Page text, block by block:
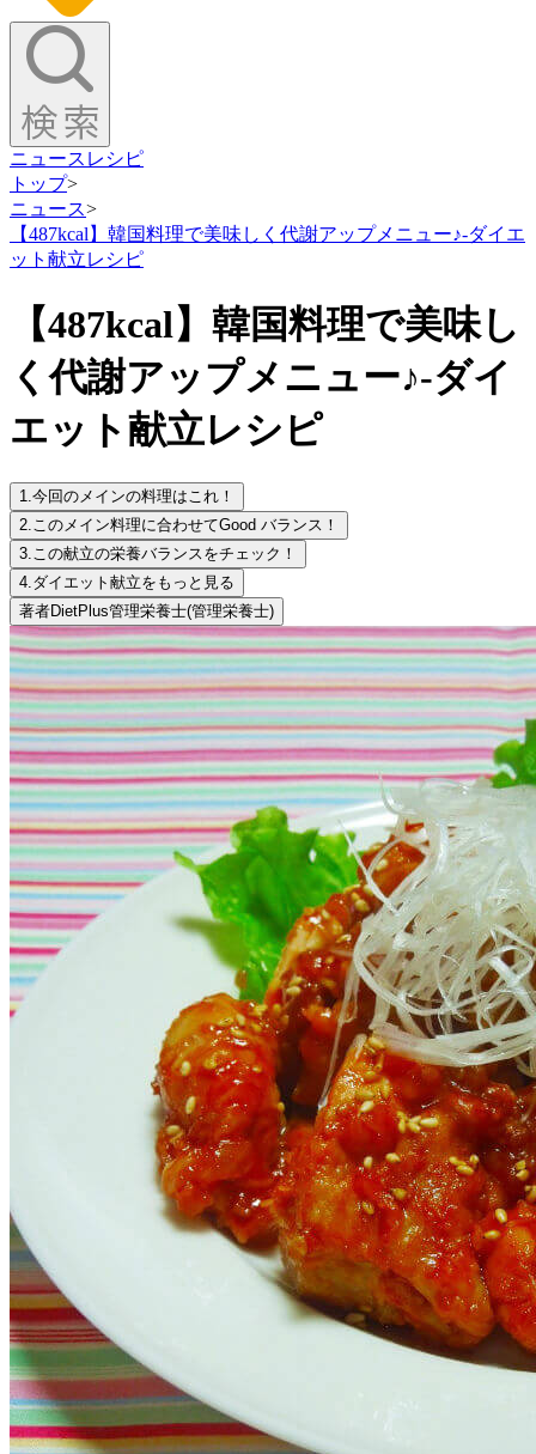
ニュース レシピ
トップ>
ニュース>
【487kcal】韓国料理で美味しく代謝アップメニュー♪-ダイエ
ット献立レシピ
【487kcal】韓国料理で美味し
く代謝アップメニュー♪-ダイ
エット献立レシピ
1.今回のメインの料理はこれ！
2.このメイン料理に合わせてGood バランス！
3.この献立の栄養バランスをチェック！
4.ダイエット献立をもっと見る
著者DietPlus管理栄養士(管理栄養士)